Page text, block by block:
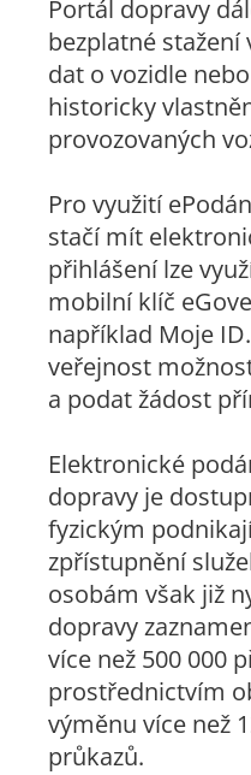
Portál dopravy
bezplatné
dat o vozidle
historicky
provozovaných
Pro využití
stačí mít
přihlášení lze
mobilní klíč
například Moje
veřejnost
a podat žádost
Elektronické
dopravy je
fyzickým
zpřístupnění
osobám však již
dopravy
více než 500 000
prostřednictvím
výměnu více než
průkazů.